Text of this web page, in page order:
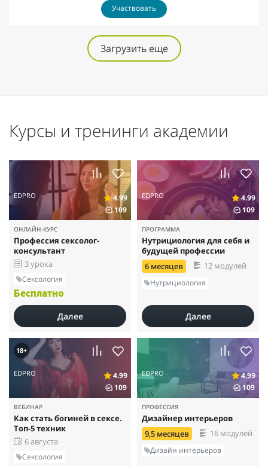
Участвовать
Загрузить еще
Курсы и тренинги академии
EDPRO
4.99
109
ОНЛАЙН-КУРС
Профессия сексолог-
консультант
3 урока
Сексология
Бесплатно
Далее
EDPRO
4.99
109
ПРОГРАММА
Нутрициология для себя и
будущей профессии
6 месяцев
12 модулей
Нутрициология
Далее
18+
EDPRO
4.99
109
ВЕБИНАР
Как стать богиней в сексе.
Топ-5 техник
6 августа
Сексология
EDPRO
4.99
109
ПРОФЕССИЯ
Дизайнер интерьеров
9,5 месяцев
16 модулей
Дизайн интерьеров